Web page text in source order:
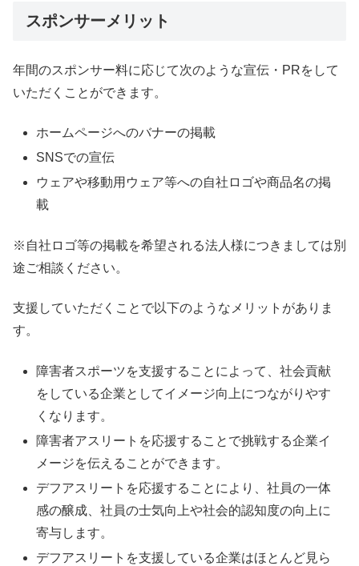
スポンサーメリット
年間のスポンサー料に応じて次のような宣伝・PRをして
いただくことができます。
ホームページへのバナーの掲載
SNSでの宣伝
ウェアや移動用ウェア等への自社ロゴや商品名の掲
載
※自社ロゴ等の掲載を希望される法人様につきましては別
途ご相談ください。
支援していただくことで以下のようなメリットがありま
す。
障害者スポーツを支援することによって、社会貢献
をしている企業としてイメージ向上につながりやす
くなります。
障害者アスリートを応援することで挑戦する企業イ
メージを伝えることができます。
デフアスリートを応援することにより、社員の一体
感の醸成、社員の士気向上や社会的認知度の向上に
寄与します。
デフアスリートを支援している企業はほとんど見ら